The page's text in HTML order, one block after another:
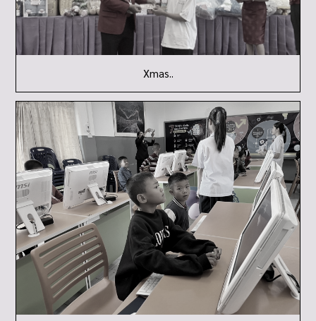
OpenHouse..
โครงการเพาะพันธ์ดี NY Youth Club ประจำปี 2567..